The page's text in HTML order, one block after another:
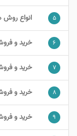
۵ انواع روش
۶ خرید و
۷ خرید و
۸ خرید و
۹ خرید و